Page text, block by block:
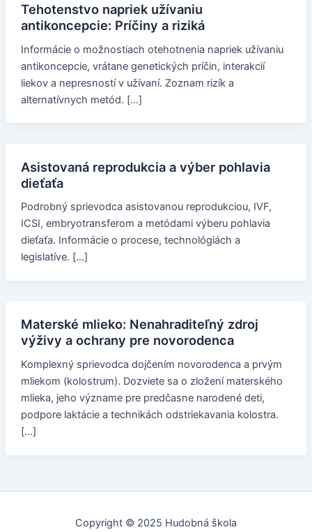
Tehotenstvo napriek užívaniu
antikoncepcie: Príčiny a riziká
Informácie o možnostiach otehotnenia napriek užívaniu
antikoncepcie, vrátane genetických príčin, interakcií
liekov a nepresností v užívaní. Zoznam rizík a
alternatívnych metód. […]
Asistovaná reprodukcia a výber pohlavia
dieťaťa
Podrobný sprievodca asistovanou reprodukciou, IVF,
ICSI, embryotransferom a metódami výberu pohlavia
dieťaťa. Informácie o procese, technológiách a
legislatíve. […]
Materské mlieko: Nenahraditeľný zdroj
výživy a ochrany pre novorodenca
Komplexný sprievodca dojčením novorodenca a prvým
mliekom (kolostrum). Dozviete sa o zložení materského
mlieka, jeho význame pre predčasne narodené deti,
podpore laktácie a technikách odstriekavania kolostra.
[…]
Copyright © 2025 Hudobná škola